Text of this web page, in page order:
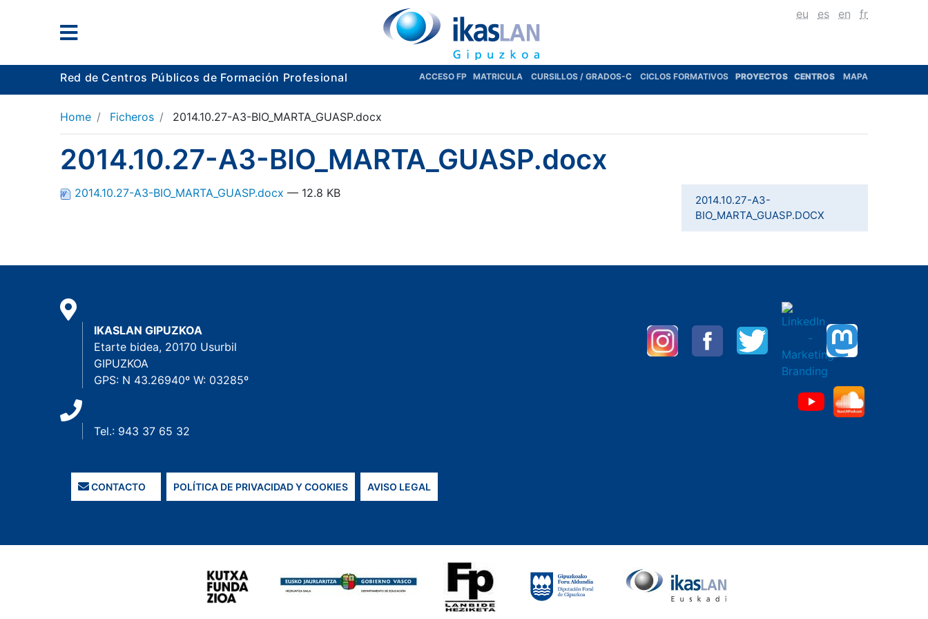
eu es en fr
Red de Centros Públicos de Formación Profesional ACCESO FP MATRICULA CURSILLOS / GRADOS-C CICLOS FORMATIVOS PROYECTOS CENTROS MAPA
Home Ficheros 2014.10.27-A3-BIO_MARTA_GUASP.docx
2014.10.27-A3-BIO_MARTA_GUASP.docx
2014.10.27-A3-BIO_MARTA_GUASP.docx — 12.8 KB
2014.10.27-A3-
BIO_MARTA_GUASP.DOCX
IKASLAN GIPUZKOA
Etarte bidea, 20170 Usurbil
GIPUZKOA
GPS: N 43.26940º W: 03285º
Tel.: 943 37 65 32
CONTACTO POLÍTICA DE PRIVACIDAD Y COOKIES AVISO LEGAL